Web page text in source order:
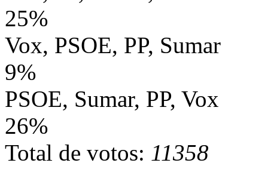
25%
Vox, PSOE, PP, Sumar
9%
PSOE, Sumar, PP, Vox
26%
Total de votos: 11358